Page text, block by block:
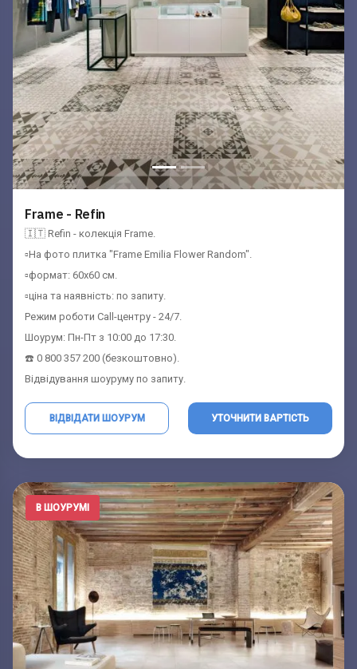
Frame - Refin
🇮🇹 Refin - колекція Frame.
▫️На фото плитка "Frame Emilia Flower Random".
▫️формат: 60x60 см.
▫️ціна та наявність: по запиту.
Режим роботи Call-центру - 24/7.
Шоурум: Пн-Пт з 10:00 до 17:30.
☎️ 0 800 357 200 (безкоштовно).
Відвідування шоуруму по запиту.
ВІДВІДАТИ ШОУРУМ УТОЧНИТИ ВАРТІСТЬ
В ШОУРУМІ